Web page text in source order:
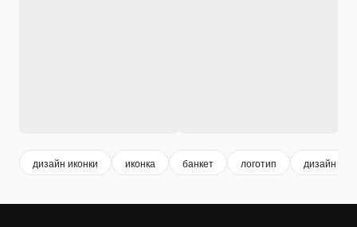
дизайн иконки иконка банкет логотип дизайн